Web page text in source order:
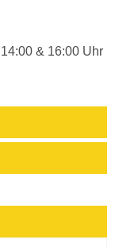
& 16:00 Uhr